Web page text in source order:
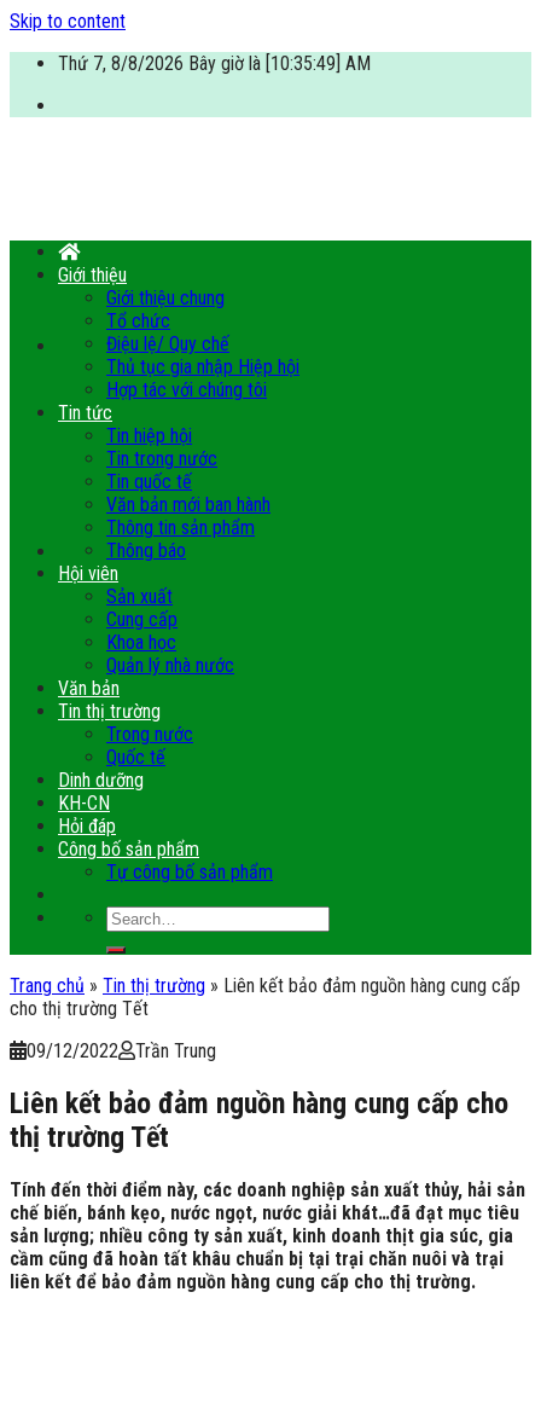
Skip to content
Thứ 7, 8/8/2026 Bây giờ là [10:35:49] AM
Giới thiệu
Giới thiệu chung
Tổ chức
Điệu lệ/ Quy chế
Thủ tục gia nhập Hiệp hội
Hợp tác với chúng tôi
Tin tức
Tin hiệp hội
Tin trong nước
Tin quốc tế
Văn bản mới ban hành
Thông tin sản phẩm
Thông báo
Hội viên
Sản xuất
Cung cấp
Khoa học
Quản lý nhà nước
Văn bản
Tin thị trường
Trong nước
Quốc tế
Dinh dưỡng
KH-CN
Hỏi đáp
Công bố sản phẩm
Tự công bố sản phẩm
Trang chủ » Tin thị trường » Liên kết bảo đảm nguồn hàng cung cấp
cho thị trường Tết
09/12/2022
Trần Trung
Liên kết bảo đảm nguồn hàng cung cấp cho
thị trường Tết
Tính đến thời điểm này, các doanh nghiệp sản xuất thủy, hải sản
chế biến, bánh kẹo, nước ngọt, nước giải khát…đã đạt mục tiêu
sản lượng; nhiều công ty sản xuất, kinh doanh thịt gia súc, gia
cầm cũng đã hoàn tất khâu chuẩn bị tại trại chăn nuôi và trại
liên kết để bảo đảm nguồn hàng cung cấp cho thị trường.